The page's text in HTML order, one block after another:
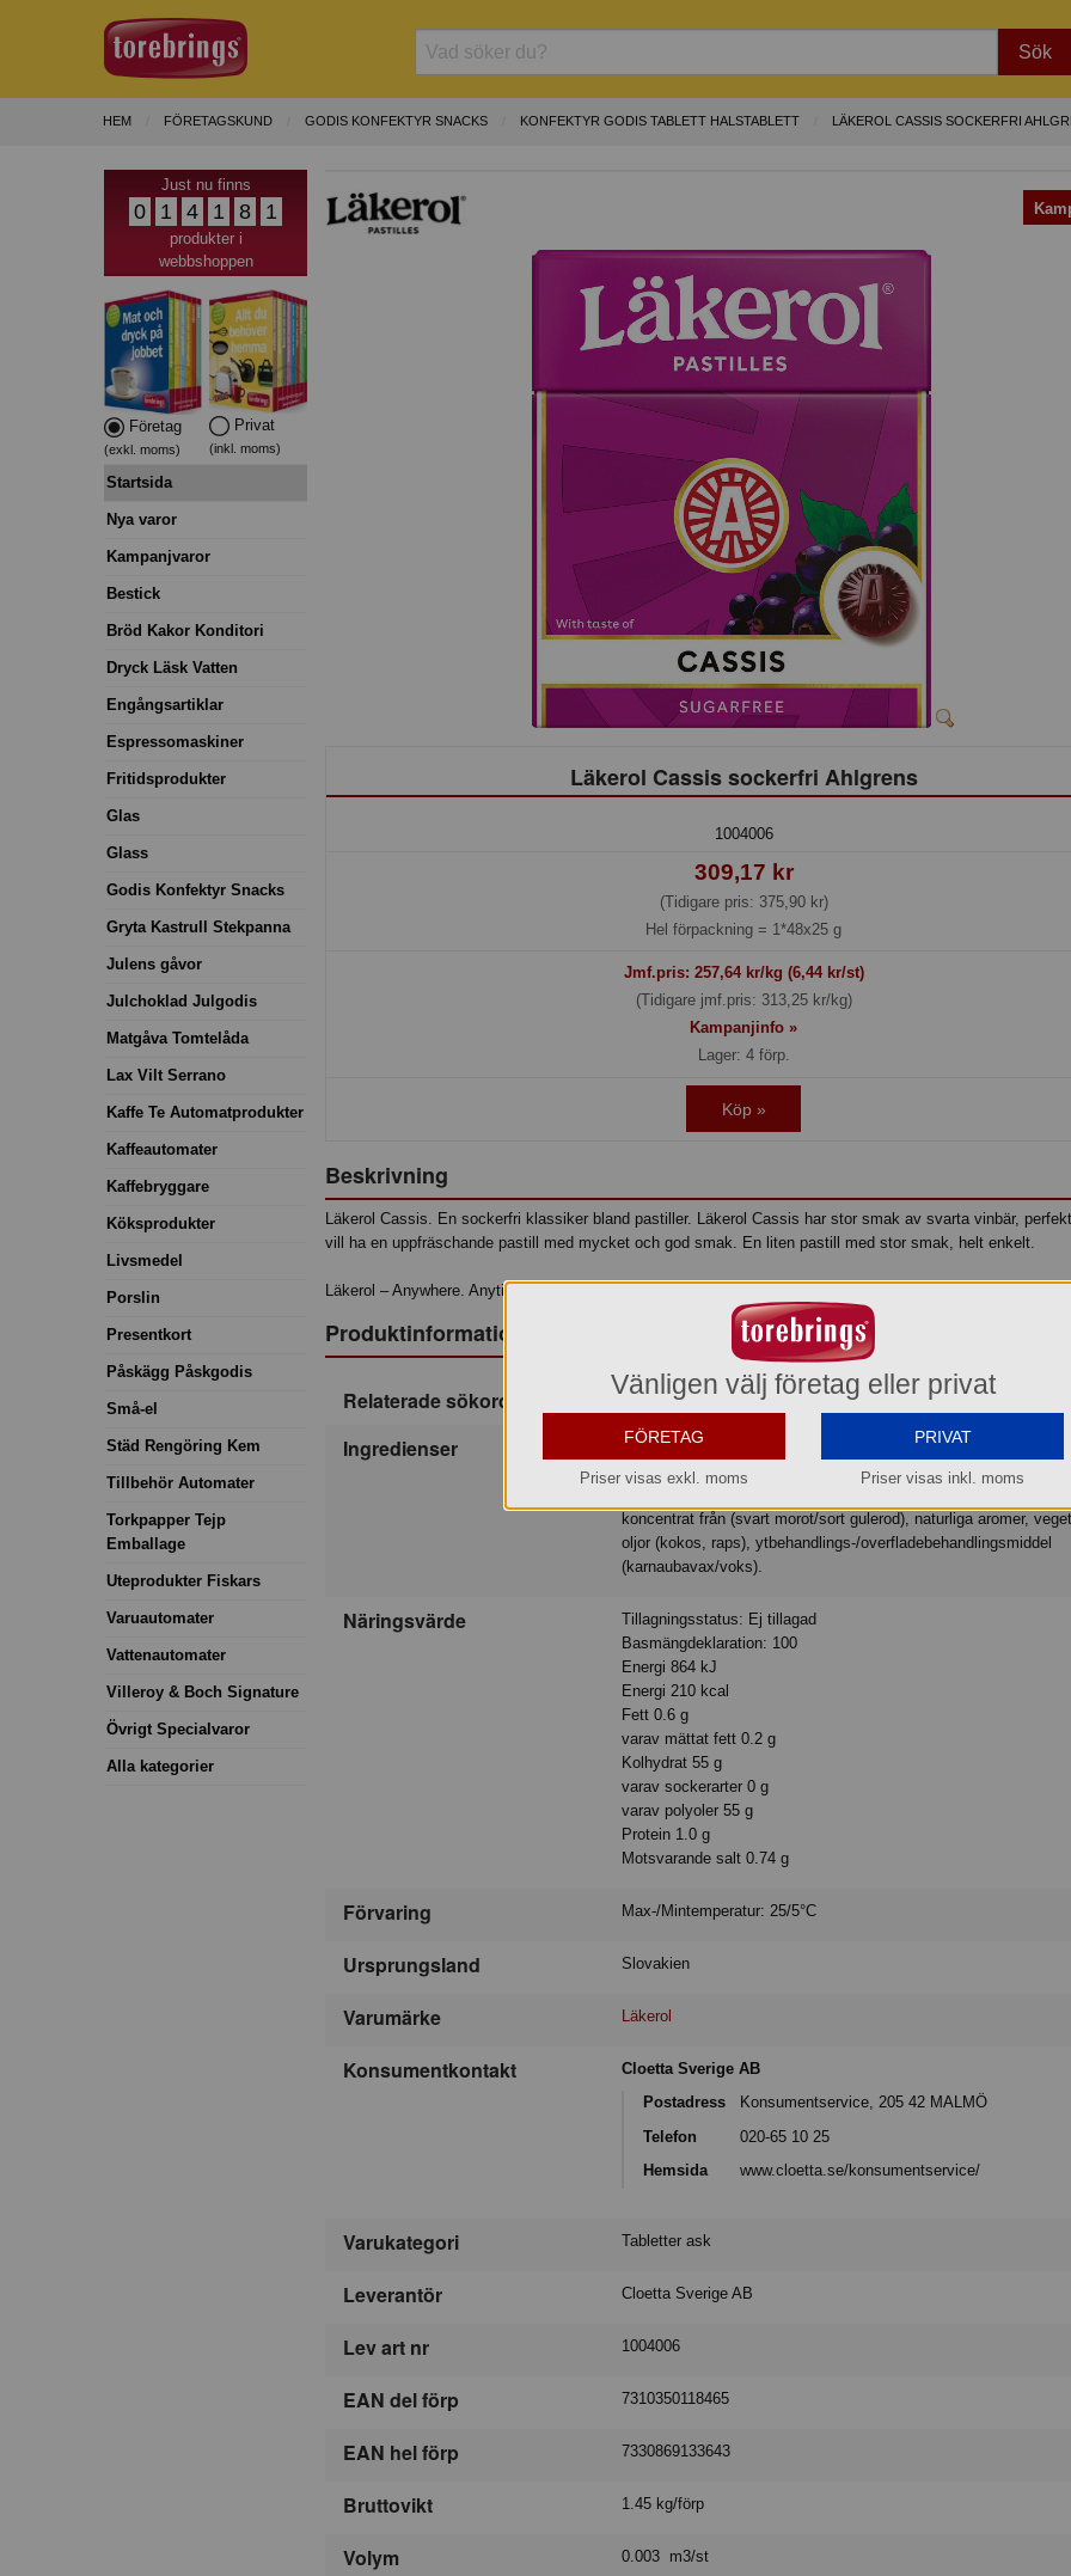
Sök
HEM FÖRETAGSKUND GODIS KONFEKTYR SNACKS KONFEKTYR GODIS TABLETT HALSTABLETT LÄKEROL CASSIS SOCKERFRI
Just nu finns
0 1 4 1 8 1
produkter i
webbshoppen
Företag
(exkl. moms)
Privat
(inkl. moms)
Startsida
Nya varor
Kampanjvaror
Bestick
Bröd Kakor Konditori
Dryck Läsk Vatten
Engångsartiklar
Espressomaskiner
Fritidsprodukter
Glas
Glass
Godis Konfektyr Snacks
Gryta Kastrull Stekpanna
Julens gåvor
Julchoklad Julgodis
Matgåva Tomtelåda
Lax Vilt Serrano
Kaffe Te Automatprodukter
Kaffeautomater
Kaffebryggare
Köksprodukter
Livsmedel
Porslin
Presentkort
Påskägg Påskgodis
Små-el
Städ Rengöring Kem
Tillbehör Automater
Torkpapper Tejp
Emballage
Uteprodukter Fiskars
Varuautomater
Vattenautomater
Villeroy & Boch Signature
Övrigt Specialvaror
Alla kategorier
Läkerol Cassis sockerfri Ahlgrens
1004006
309,17 kr
(Tidigare pris: 375,90 kr)
Hel förpackning = 1*48x25 g
Jmf.pris: 257,64kr/kg (6,44 kr/st)
(Tidigare jmf.pris: 313,25 kr/kg)
Kampanjinfo »
Lager: 4 förp.
Köp »
Beskrivning
Läkerol Cassis. En sockerfri klassiker bland pastiller. Läkerol Cassis har stor smak av svarta vinbär,
vill ha en uppfräschande pastill med mycket och god smak. En liten pastill med stor smak, helt enkelt.
Läkerol – Anywhere. Anytime.
Produktinformation
Relaterade sökord Läkerol Pastill Fruktig Söt Sockerfri Lakerol
Ingredienser
sötningsmedel/sødestoffer (maltitoler, sorbitoler, steviolglykosider från/fra
stevia/steviaplanten), stabiliseringsmedel/stabilisator (gummi
syror (äppel-/æble-/eplesyre, citronsyra), svarta vinbär-/
koncentrat från (svart morot/sort gulerod), naturliga aromer,
oljor (kokos, raps), ytbehandlings-/overfladebehandlingsmiddel
(karnaubavax/voks).
Näringsvärde
Tillagningsstatus: Ej tillagad
Basmängdeklaration: 100
Energi 864 kJ
Energi 210 kcal
Fett 0.6 g
varav mättat fett 0.2 g
Kolhydrat 55 g
varav sockerarter 0 g
varav polyoler 55 g
Protein 1.0 g
Motsvarande salt 0.74 g
Förvaring Max-/Mintemperatur: 25/5°C
Ursprungsland Slovakien
Varumärke Läkerol
Konsumentkontakt
Cloetta Sverige AB
Postadress
Konsumentservice, 205 42 MALMÖ
Telefon
020-65 10 25
Hemsida
www.cloetta.se/konsumentservice/
Varukategori Tabletter ask
Leverantör Cloetta Sverige AB
Lev art nr 1004006
EAN del förp 7310350118465
EAN hel förp 7330869133643
Bruttovikt 1.45 kg/förp
Volym 0.003 m3/st
Vänligen välj företag eller privat
FÖRETAG
Priser visas exkl. moms
PRIVAT
Priser visas inkl. moms